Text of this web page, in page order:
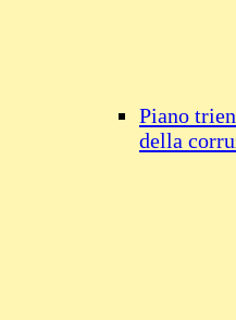
Piano
della